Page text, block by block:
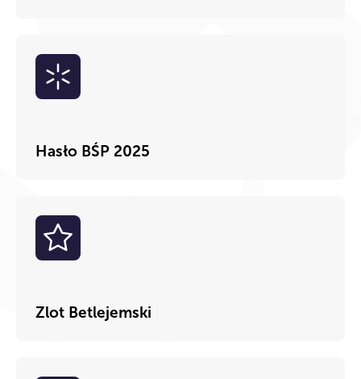
Hasło BŚP 2025
Zlot Betlejemski